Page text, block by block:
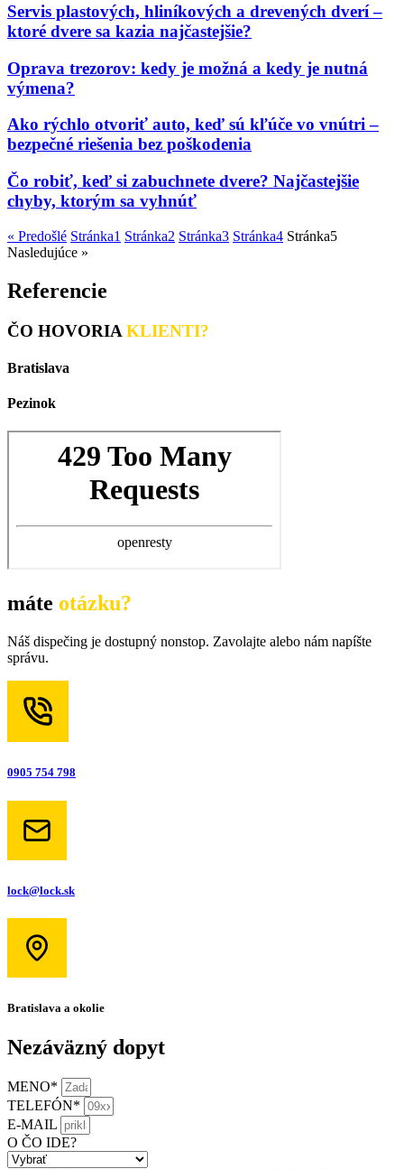
Servis plastových, hliníkových a drevených dverí –
ktoré dvere sa kazia najčastejšie?
Oprava trezorov: kedy je možná a kedy je nutná
výmena?
Ako rýchlo otvoriť auto, keď sú kľúče vo vnútri –
bezpečné riešenia bez poškodenia
Čo robiť, keď si zabuchnete dvere? Najčastejšie
chyby, ktorým sa vyhnúť
« Predošlé Stránka1 Stránka2 Stránka3 Stránka4 Stránka5
Nasledujúce »
Referencie
ČO HOVORIA KLIENTI?
Bratislava
Pezinok
máte otázku?
Náš dispečing je dostupný nonstop. Zavolajte alebo nám napíšte
správu.
0905 754 798
lock@lock.sk
Bratislava a okolie
Nezáväzný dopyt
MENO*
TELEFÓN*
E-MAIL
O ČO IDE?